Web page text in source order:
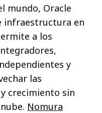
mundo, Oracle
infraestructura en
a los
y
las
crecimiento sin
Nomura